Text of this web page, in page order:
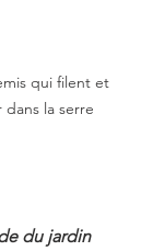
qui filent et
la serre
du jardin